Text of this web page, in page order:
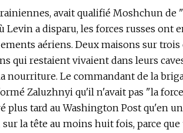
avait qualifié Moshchun de
a disparu, les forces russes ont
aériens. Deux maisons sur
qui restaient vivaient dans leurs
nourriture. Le commandant de la
Zaluzhnyi qu'il n'avait pas "la
plus tard au Washington Post qu'en
la tête au moins huit fois, parce